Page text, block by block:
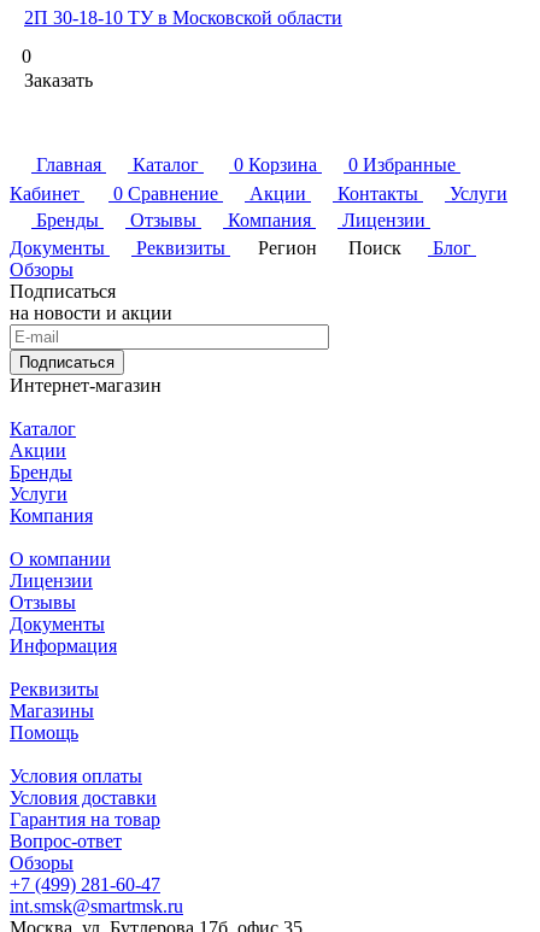
2П 30-18-10 ТУ в Московской области
0
Заказать
Главная Каталог 0 Корзина 0 Избранные
Кабинет
0 Сравнение Акции Контакты
Услуги
Бренды
Отзывы Компания
Лицензии
Документы
Реквизиты Регион Поиск
Блог
Обзоры
Подписаться
на новости и акции
Подписаться
Интернет-магазин
Каталог
Акции
Бренды
Услуги
Компания
О компании
Лицензии
Отзывы
Документы
Информация
Реквизиты
Магазины
Помощь
Условия оплаты
Условия доставки
Гарантия на товар
Вопрос-ответ
Обзоры
+7 (499) 281-60-47
int.smsk@smartmsk.ru
Москва, ул. Бутлерова 17б, офис 35